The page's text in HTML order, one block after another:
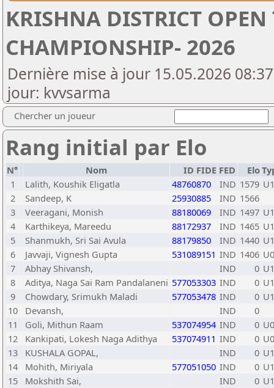
KRISHNA DISTRICT OPEN
CHAMPIONSHIP- 2026
Dernière mise à jour 15.05.2026
jour: kvvsarma
Chercher un joueur
Rang initial par Elo
N° Nom ID FIDE FED Elo
1
Lalith, Koushik Eligatla 48760870 IND 1579
2
Sandeep, K 25930885 IND 1566
3
Veeragani, Monish 88180069 IND 1497
4
Karthikeya, Mareedu 88172937 IND 1465
5
Shanmukh, Sri Sai Avula 88179850 IND 1440
6
Javvaji, Vignesh Gupta 531089151 IND 1406
7
Abhay Shivansh, IND 0
8
Aditya, Naga Sai Ram Pandalaneni 577053303 IND 0
9
Chowdary, Srimukh Maladi 577053478 IND 0
10
Devansh, IND
0
11
Goli, Mithun Raam 537074954 IND 0
12
Kankipati, Lokesh Naga Adithya 537074911 IND 0
13
KUSHALA GOPAL, IND 0
14
Mohith, Miriyala 577051050 IND 0
15
Mokshith Sai, IND 0